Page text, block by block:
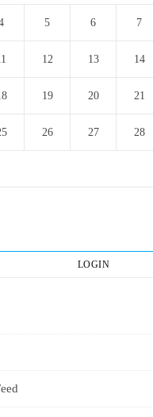
5 6 7
12 13 14
19 20 21
26 27 28
LOGIN